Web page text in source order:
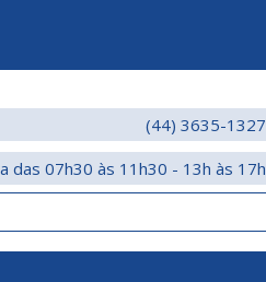
(44) 3635-1327
das 07h30 às 11h30 - 13h às 17h